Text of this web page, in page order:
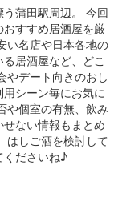
蒲田駅周辺。 今回
すすめ居酒屋を厳
い名店や日本各地の
居酒屋など、どこ
やデート向きのおし
シーン毎にお気に
や個室の有無、飲み
ない情報もまとめ
はしご酒を検討して
くださいね♪